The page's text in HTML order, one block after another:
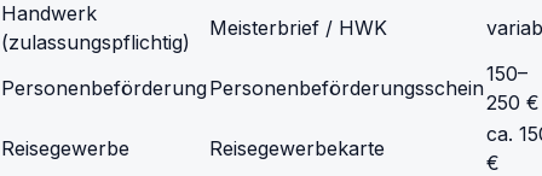
Handwerk
(zulassungspflichtig)
Meisterbrief / HWK
PersonenbeförderungPersonenbeförderungsschein
150–
250 €
Reisegewerbe
Reisegewerbekarte
ca.
€